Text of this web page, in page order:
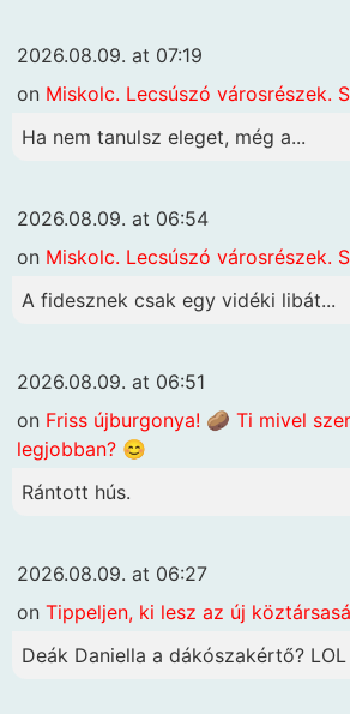
2026.08.09. at 07:19
on Miskolc. Lecsúszó városrészek.
Ha nem tanulsz eleget, még a...
2026.08.09. at 06:54
on Miskolc. Lecsúszó városrészek.
A fidesznek csak egy vidéki libát...
2026.08.09. at 06:51
on Friss újburgonya! 🥔 Ti mivel
legjobban? 😊
Rántott hús.
2026.08.09. at 06:27
on Tippeljen, ki lesz az új
Deák Daniella a dákószakértő? LOL